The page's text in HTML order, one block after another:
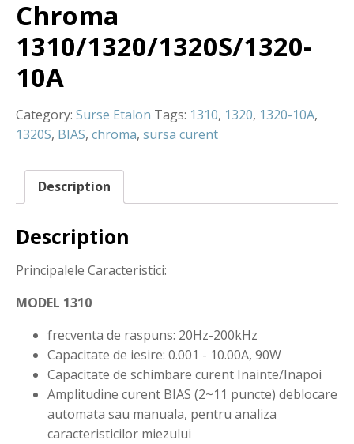
Chroma
1310/1320/1320S/1320-
10A
Category: Surse Etalon Tags: 1310, 1320, 1320-10A,
1320S, BIAS, chroma, sursa curent
Description
Description
Principalele Caracteristici:
MODEL 1310
frecventa de raspuns: 20Hz-200kHz
Capacitate de iesire: 0.001 - 10.00A, 90W
Capacitate de schimbare curent Inainte/Inapoi
Amplitudine curent BIAS (2~11 puncte) deblocare
automata sau manuala, pentru analiza
caracteristicilor miezului